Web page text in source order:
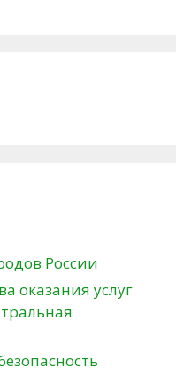
России
оказания услуг